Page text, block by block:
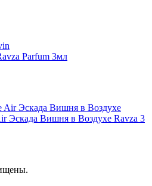
Parfum 3мл
Эскада Вишня в Воздухе Ravza 3